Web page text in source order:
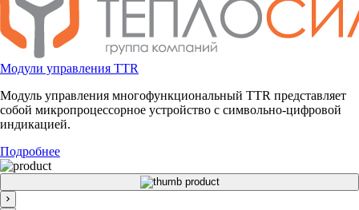
Модули управления TTR
Модуль управления многофункциональный TTR представляет
собой микропроцессорное устройство с символьно-цифровой
индикацией.
Подробнее